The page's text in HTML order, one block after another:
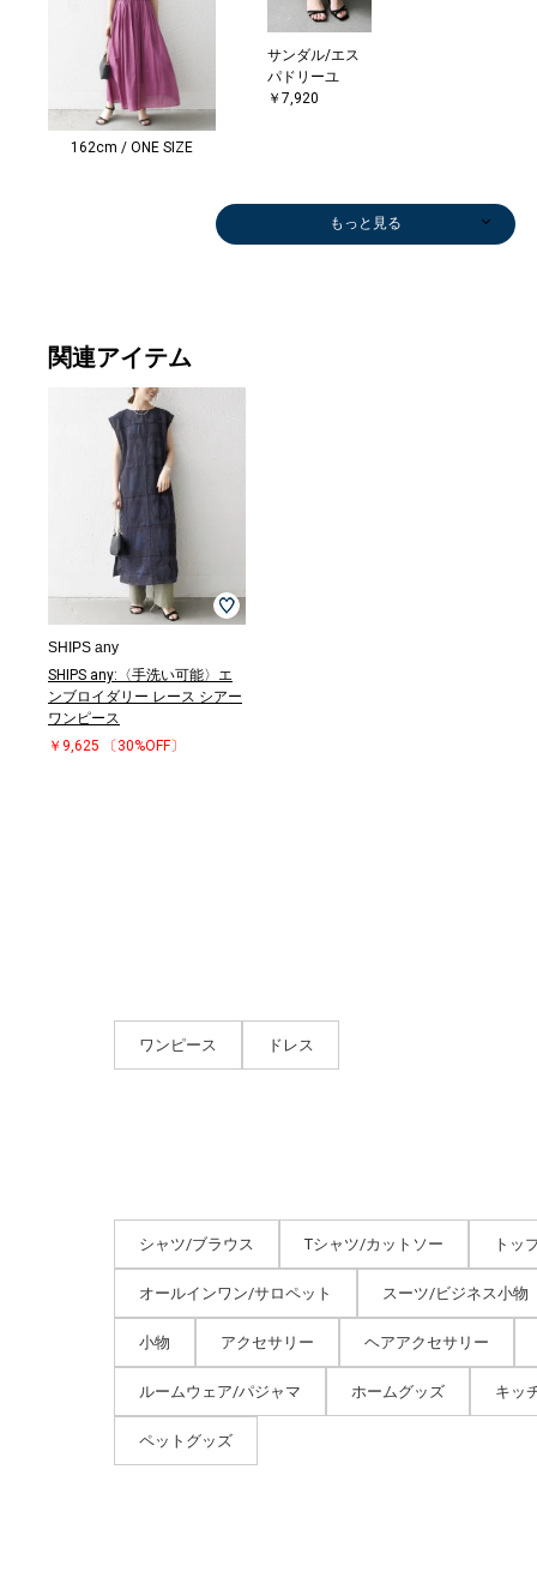
162cm / ONE SIZE
サンダル/エス
パドリーユ
￥7,920
もっと見る
関連アイテム
SHIPS any
SHIPS any:〈手洗い可能〉エ
ンブロイダリー レース シアー
ワンピース
￥9,625
〔30%OFF〕
ワンピース ドレス
シャツ/ブラウス Tシャツ/カットソー トッ
オールインワン/サロペット スーツ/ビジネス小物
小物 アクセサリー ヘアアクセサリー
ルームウェア/パジャマ ホームグッズ キッ
ペットグッズ